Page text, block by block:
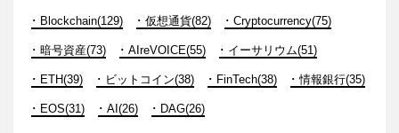
Blockchain(129) 仮想通貨(82) Cryptocurrency(75)
暗号資産(73) AIreVOICE(55) イーサリウム(51)
ETH(39) ビットコイン(38) FinTech(38) 情報銀行(35)
EOS(31) AI(26) DAG(26)